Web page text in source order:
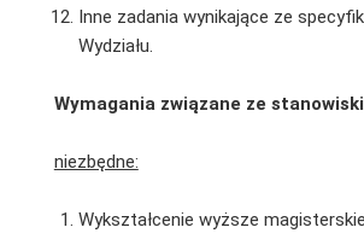
Inne zadania wynikające ze
Wydziału.
Wymagania związane ze
niezbędne:
Wykształcenie wyższe